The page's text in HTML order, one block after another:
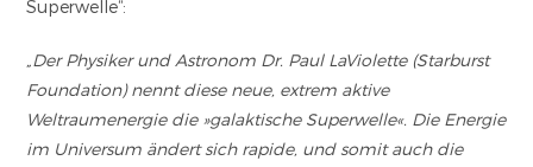
Superwelle“:
„Der Physiker und Astronom Dr. Paul LaViolette (Starburst
Foundation) nennt diese neue, extrem aktive
Weltraumenergie die »galaktische Superwelle«. Die Energie
im Universum ändert sich rapide, und somit auch die